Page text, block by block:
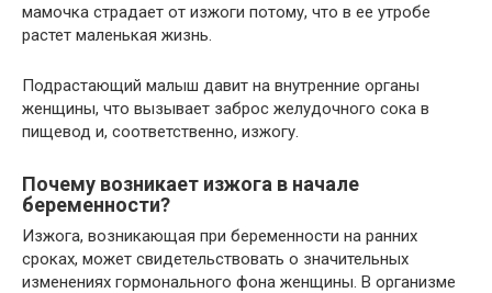
мамочка страдает от изжоги потому, что в ее утробе
растет маленькая жизнь.
Подрастающий малыш давит на внутренние органы
женщины, что вызывает заброс желудочного сока в
пищевод и, соответственно, изжогу.
Почему возникает изжога в начале
беременности?
Изжога, возникающая при беременности на ранних
сроках, может свидетельствовать о значительных
изменениях гормонального фона женщины. В организме